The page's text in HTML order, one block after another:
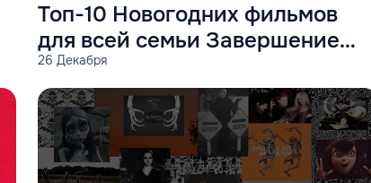
26 Декабря
Топ-10 Новогодних фильмов
для всей семьи Завершение
года с удовольствием